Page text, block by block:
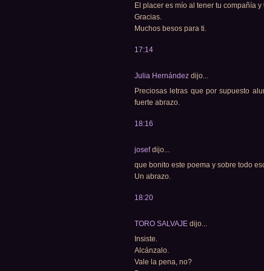
El placer es mío al tener tu compañía
Gracias.
Muchos besos para ti.
17:14
Julia Hernández dijo...
Preciosas letras que por supuesto
fuerte abrazo.
18:16
josefdijo...
que bonito este poema y sobre todo
Un abrazo.
18:20
TORO SALVAJE dijo...
Insiste.
Alcánzalo.
Vale la pena, no?